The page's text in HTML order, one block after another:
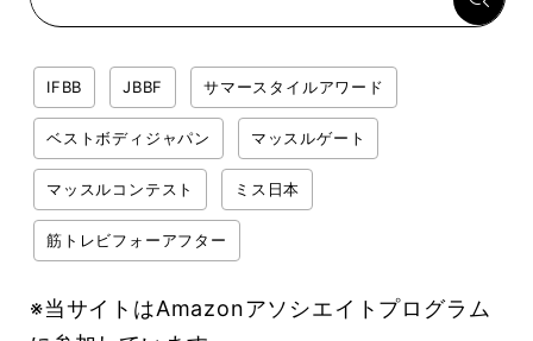
IFBB JBBF サマースタイルアワード
ベストボディジャパン マッスルゲート
マッスルコンテスト ミス日本
筋トレビフォーアフター
※当サイトはAmazonアソシエイトプログラム